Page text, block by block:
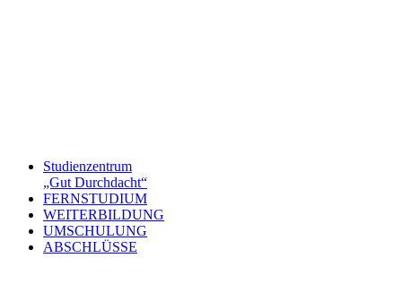
Studienzentrum
„Gut Durchdacht“
FERNSTUDIUM
WEITERBILDUNG
UMSCHULUNG
ABSCHLÜSSE